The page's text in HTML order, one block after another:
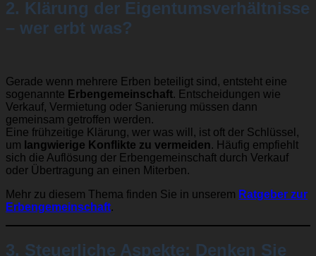
2. Klärung der Eigentumsverhältnisse
– wer erbt was?
Gerade wenn mehrere Erben beteiligt sind, entsteht eine
sogenannte Erbengemeinschaft. Entscheidungen wie
Verkauf, Vermietung oder Sanierung müssen dann
gemeinsam getroffen werden.
Eine frühzeitige Klärung, wer was will, ist oft der Schlüssel,
um langwierige Konflikte zu vermeiden. Häufig empfiehlt
sich die Auflösung der Erbengemeinschaft durch Verkauf
oder Übertragung an einen Miterben.
Mehr zu diesem Thema finden Sie in unserem Ratgeber zur
Erbengemeinschaft.
3. Steuerliche Aspekte: Denken Sie